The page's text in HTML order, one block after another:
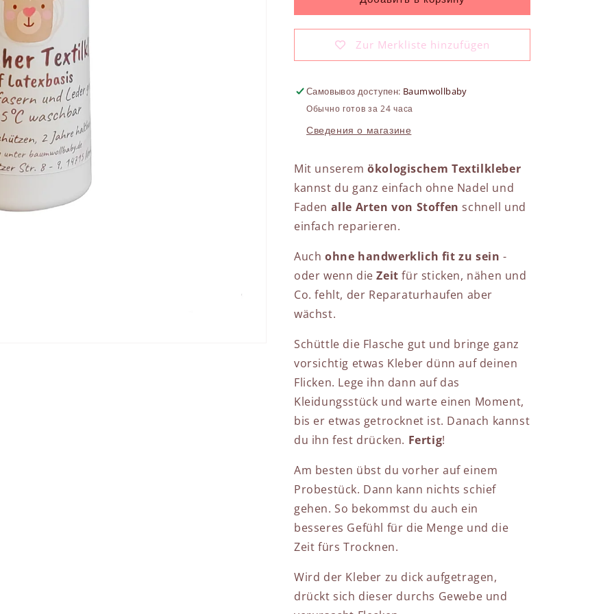
Zur Merkliste hinzufügen
Самовывоз доступен: Baumwollbaby
Обычно готов за 24 часа
Сведения о магазине
Mit unseremökologischem Textilkleber
kannst du ganz einfach ohne Nadel und
Faden alle Arten von Stoffen schnell und
einfach reparieren.
Auch ohne handwerklich fit zu sein -
oder wenn dieZeit für sticken, nähen und
Co. fehlt, der Reparaturhaufen aber
wächst.
Schüttle die Flasche gut und bringe ganz
vorsichtig etwas Kleber dünn auf deinen
Flicken. Lege ihn dann auf das
Kleidungsstück und warte einen Moment,
bis er etwas getrocknet ist. Danach kannst
du ihn fest drücken. Fertig!
Am besten übst du vorher auf einem
Probestück. Dann kann nichts schief
gehen. So bekommst du auch ein
besseres Gefühl für die Menge und die
Zeit fürs Trocknen.
Wird der Kleber zu dick aufgetragen,
drückt sich dieser durchs Gewebe und